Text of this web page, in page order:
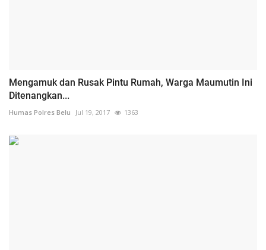
Mengamuk dan Rusak Pintu Rumah, Warga Maumutin Ini
Ditenangkan...
Humas Polres Belu Jul 19, 2017 1363